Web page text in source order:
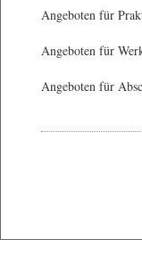
Angeboten für
Angeboten für
Angeboten für